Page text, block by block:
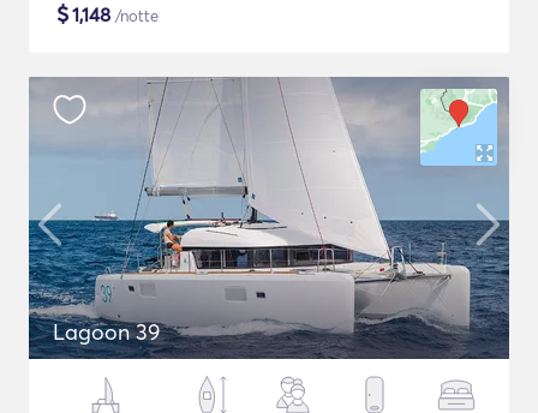
$1,148 /notte
Lagoon 39